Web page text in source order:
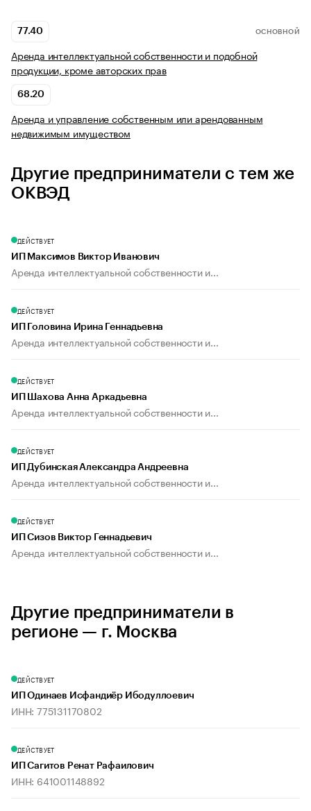
77.40 ОСНОВНОЙ
Аренда интеллектуальной собственности и подобной
продукции, кроме авторских прав
68.20
Аренда и управление собственным или арендованным
недвижимым имуществом
Другие предприниматели с тем же
ОКВЭД
ДЕЙСТВУЕТ
ИП Максимов Виктор Иванович
Аренда интеллектуальной собственности и...
ДЕЙСТВУЕТ
ИП Головина Ирина Геннадьевна
Аренда интеллектуальной собственности и...
ДЕЙСТВУЕТ
ИП Шахова Анна Аркадьевна
Аренда интеллектуальной собственности и...
ДЕЙСТВУЕТ
ИП Дубинская Александра Андреевна
Аренда интеллектуальной собственности и...
ДЕЙСТВУЕТ
ИП Сизов Виктор Геннадьевич
Аренда интеллектуальной собственности и...
Другие предприниматели в
регионе — г. Москва
ДЕЙСТВУЕТ
ИП Одинаев Исфандиёр Ибодуллоевич
ИНН: 775131170802
ДЕЙСТВУЕТ
ИП Сагитов Ренат Рафаилович
ИНН: 641001148892